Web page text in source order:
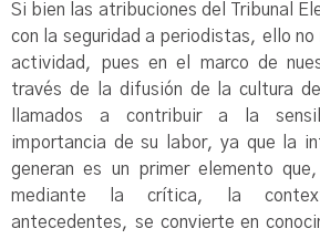
Si bien las atribuciones del Tribunal
con la seguridad a periodistas, ello no
actividad, pues en el marco de
través de la difusión de la cultura
llamados a contribuir a la
importancia de su labor, ya que la
generan es un primer elemento
mediante la crítica, la
antecedentes, se convierte en